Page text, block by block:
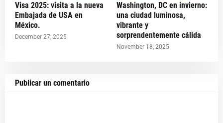
Visa 2025: visita a la nueva
Embajada de USA en
México.
December 27, 2025
Washington, DC en invierno:
una ciudad luminosa,
vibrante y
sorprendentemente cálida
November 18, 2025
Publicar un comentario